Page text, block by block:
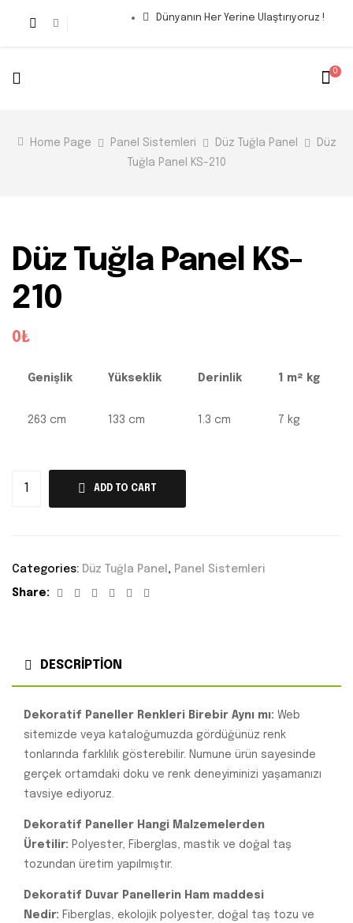
Dünyanın Her Yerine Ulaştırıyoruz !
0
Home Page Panel Sistemleri Düz Tuğla Panel
Düz
Tuğla Panel KS-210
Düz Tuğla Panel KS-
210
0₺
Genişlik Yükseklik Derinlik 1 m² kg
263 cm 133 cm 1.3 cm 7 kg
ADD TO CART
Categories: Düz Tuğla Panel , Panel Sistemleri
Share: Facebook
TwitterLinkedinGoogle+Pinterest
DESCRIPTION
Dekoratif Paneller Renkleri Birebir Aynı mı: Web
sitemizde veya kataloğumuzda gördüğünüz renk
tonlarında farklılık gösterebilir. Numune ürün sayesinde
gerçek ortamdaki doku ve renk deneyiminizi yaşamanızı
tavsiye ediyoruz.
Dekoratif Paneller Hangi Malzemelerden
Üretilir: Polyester, Fiberglas, mastik ve doğal taş
tozundan üretim yapılmıştır.
Dekoratif Duvar Panellerin Ham maddesi
Nedir: Fiberglas, ekolojik polyester, doğal taş tozu ve